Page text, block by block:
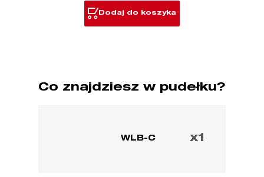
do
ustawiania
Dodaj do koszyka
Co znajdziesz w pudełku?
WLB-C x1